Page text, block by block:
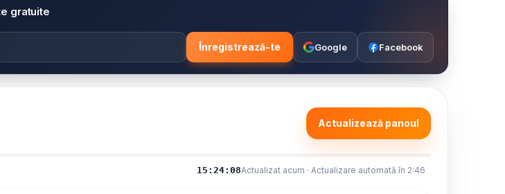
gratuite
Înregistrează-te Google Facebook
Actualizează panoul
15:24:08Actualizat acum · Actualizare automată în 2:46